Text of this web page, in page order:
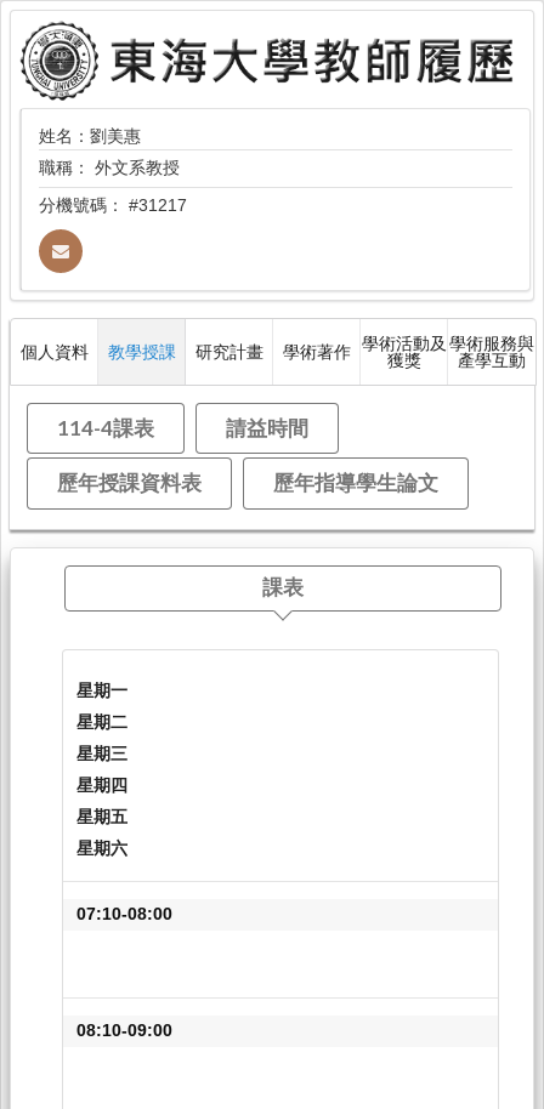
姓名：劉美惠
職稱： 外文系教授
分機號碼： #31217
個人資料 教學授課 研究計畫 學術著作 學術活動及
獲獎
學術服務與
產學互動
114-4課表 請益時間
歷年授課資料表 歷年指導學生論文
課表
星期一
星期二
星期三
星期四
星期五
星期六
07:10-08:00
08:10-09:00